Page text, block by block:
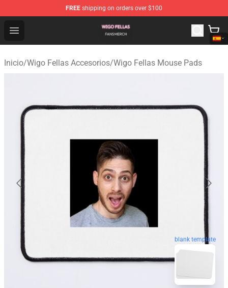
FREE shipping on orders over $100
Open menu
Wigo Fellas Shop - Official Wigo Fellas Merchandise
Inicio/Wigo Fellas Accesorios/Wigo Fellas Mouse Pads
blank template